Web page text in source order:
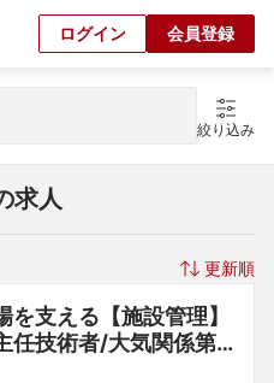
ログイン 会員登録
絞り込み
求人
更新順
支える【施設管理】
任技術者/大気関係第